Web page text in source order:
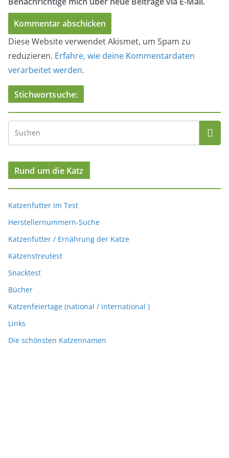
Diese Website verwendet Akismet, um Spam zu
reduzieren. Erfahre, wie deine Kommentardaten
verarbeitet werden.
Stichwortsuche:
Rund um die Katz
Katzenfutter im Test
Herstellernummern-Suche
Katzenfutter / Ernährung der Katze
Katzenstreutest
Snacktest
Bücher
Katzenfeiertage (national / international )
Links
Die schönsten Katzennamen